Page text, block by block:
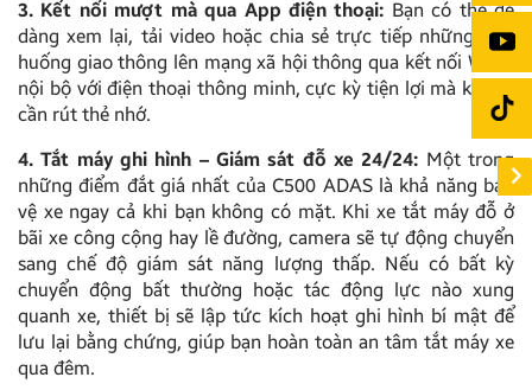
3. Kết nối mượt mà qua App điện thoại: Bạn có thể dễ
dàng xem lại, tải video hoặc chia sẻ trực tiếp những tình
huống giao thông lên mạng xã hội thông qua kết nối Wi-Fi
nội bộ với điện thoại thông minh, cực kỳ tiện lợi mà không
cần rút thẻ nhớ.
4. Tắt máy ghi hình – Giám sát đỗ xe 24/24: Một trong
những điểm đắt giá nhất của C500 ADAS là khả năng bảo
vệ xe ngay cả khi bạn không có mặt. Khi xe tắt máy đỗ ở
bãi xe công cộng hay lề đường, camera sẽ tự động chuyển
sang chế độ giám sát năng lượng thấp. Nếu có bất kỳ
chuyển động bất thường hoặc tác động lực nào xung
quanh xe, thiết bị sẽ lập tức kích hoạt ghi hình bí mật để
lưu lại bằng chứng, giúp bạn hoàn toàn an tâm tắt máy xe
qua đêm.